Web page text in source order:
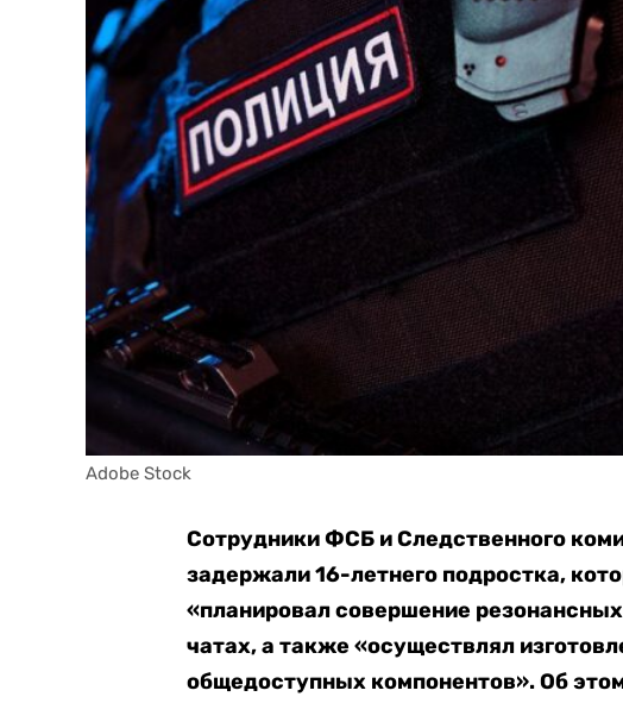
Adobe Stock
Сотрудники ФСБ и Следственного
задержали 16-летнего подростка,
«планировал совершение
чатах, а также «осуществлял
общедоступных компонентов». Об